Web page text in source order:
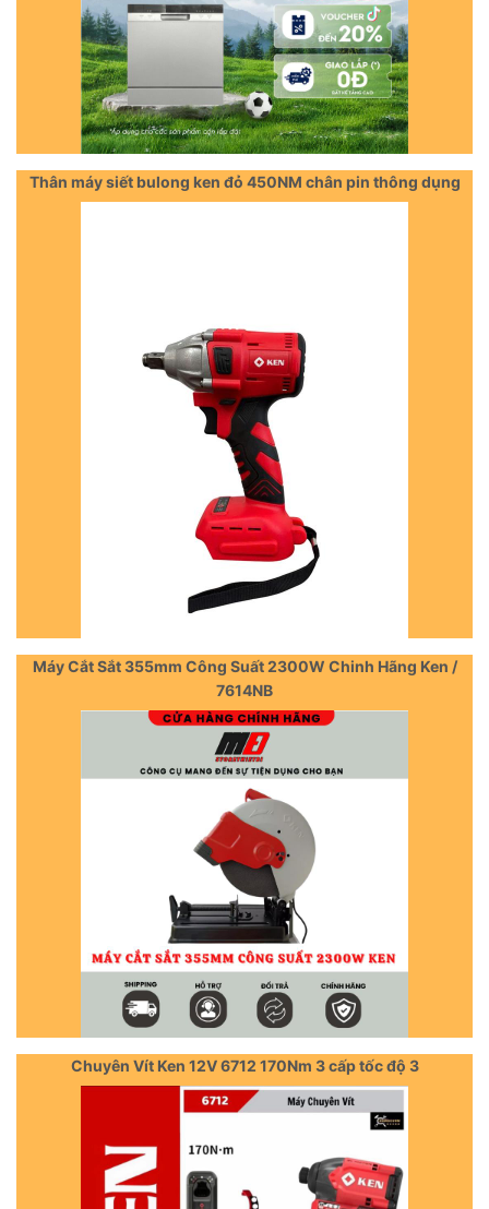
Thân máy siết bulong ken đỏ 450NM chân pin thông dụng
Máy Cắt Sắt 355mm Công Suất 2300W Chinh Hãng Ken /
7614NB
Chuyên Vít Ken 12V 6712 170Nm 3 cấp tốc độ 3